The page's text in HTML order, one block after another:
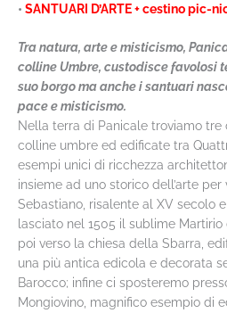
• SANTUARI D’ARTE + cestino pic-
Tra natura, arte e misticismo,
colline Umbre, custodisce favolosi
suo borgo ma anche i santuari
pace e misticismo.
Nella terra di Panicale troviamo tre
colline umbre ed edificate tra
esempi unici di ricchezza
insieme ad uno storico dell’arte
Sebastiano, risalente al XV secolo
lasciato nel 1505 il sublime
poi verso la chiesa della Sbarra,
una più antica edicola e decorata
Barocco; infine ci sposteremo
Mongiovino, magnifico esempio di